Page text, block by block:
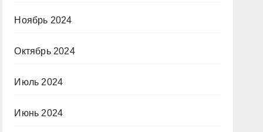
Ноябрь 2024
Октябрь 2024
Июль 2024
Июнь 2024